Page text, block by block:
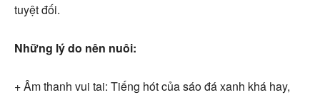
tuyệt đối.
Những lý do nên nuôi:
+ Âm thanh vui tai: Tiếng hót của sáo đá xanh khá hay,